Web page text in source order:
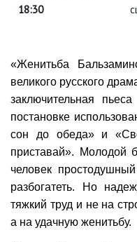
18:30
«Женитьба
великого русского
заключительная
постановке
сон до обеда» и
приставай». Молодой
человек
разбогатеть. Но
тяжкий труд и не на
а на удачную женитьбу.